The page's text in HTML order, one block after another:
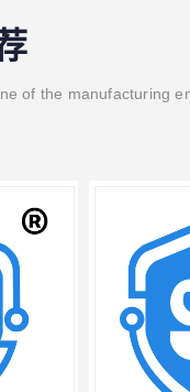
of the manufacturing